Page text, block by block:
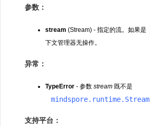
参数：
stream (Stream) - 指定的流。如果是
下文管理器无操作。
异常：
TypeError - 参数 stream 既不是
mindspore.runtime.Stream
支持平台：